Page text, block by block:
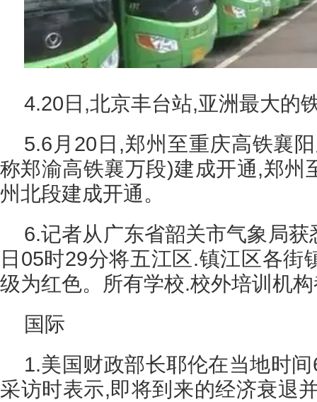
4.20日,北京丰台站,亚洲最大的
5.6月20日,郑州至重庆高铁襄
称郑渝高铁襄万段)建成开通,郑州
州北段建成开通。
6.记者从广东省韶关市气象局
日05时29分将五江区.镇江区各街
级为红色。所有学校.校外培训机
国际
1.美国财政部长耶伦在当地时
采访时表示,即将到来的经济衰退